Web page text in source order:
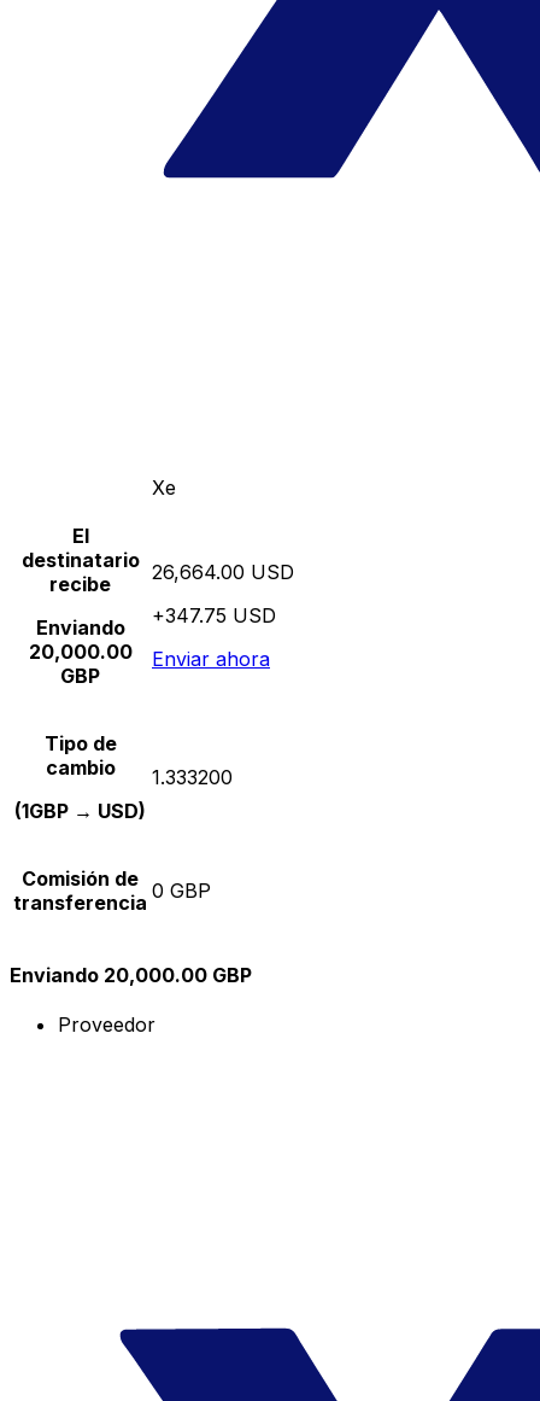
Xe
El
destinatario
recibe
Enviando
20,000.00
GBP
26,664.00 USD
+347.75 USD
Enviar ahora
Tipo de
cambio
(1GBP → USD)
1.333200
Comisión de
transferencia 0 GBP
Enviando 20,000.00 GBP
Proveedor